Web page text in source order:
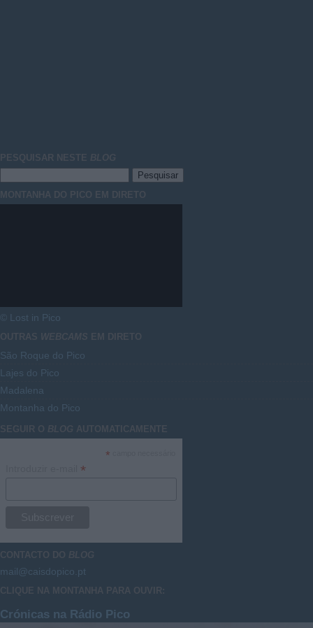
PESQUISAR NESTE BLOG
MONTANHA DO PICO EM DIRETO
© Lost in Pico
OUTRAS WEBCAMS EM DIRETO
São Roque do Pico
Lajes do Pico
Madalena
Montanha do Pico
SEGUIR O BLOG AUTOMATICAMENTE
*
*
CONTACTO DO BLOG
mail@caisdopico.pt
CLIQUE NA MONTANHA PARA OUVIR:
Crónicas na Rádio Pico